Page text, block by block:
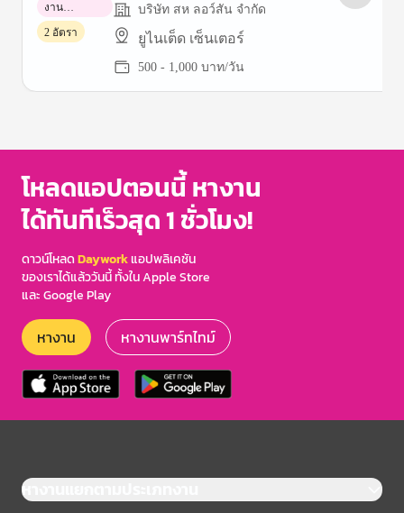
บริษัท สห ลอว์สัน จำกัด
ยูไนเต็ด เซ็นเตอร์
500 - 1,000 บาท/วัน
งาน
พาร์ทไทม์
2 อัตรา
of
โหลดแอปตอนนี้ หางาน
ได้ทันทีเร็วสุด 1 ชั่วโมง!
ดาวน์โหลดDayworkแอปพลิเคชัน
ของเราได้แล้ววันนี้ ทั้งใน Apple Store
และ Google Play
หางาน หางานพาร์ทไทม์
หางานแยกตามประเภทงาน